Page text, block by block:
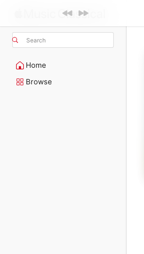
Search
Home
Browse